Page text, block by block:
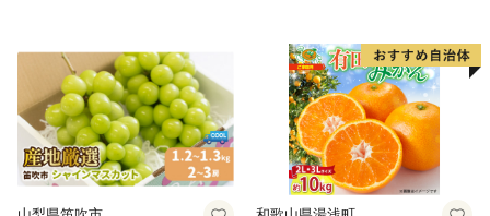
果肉 長野県産 小諸市